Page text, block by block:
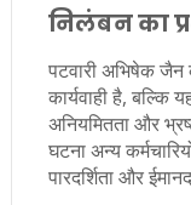
निलंबन का
पटवारी अभिषेक
कार्यवाही है, बल्कि
अनियमितता और
घटना अन्य
पारदर्शिता और